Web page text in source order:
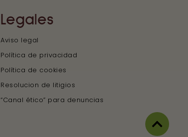
Legales
Aviso legal
Política de privacidad
Política de cookies
Resolucion de litigios
“Canal ético” para denuncias